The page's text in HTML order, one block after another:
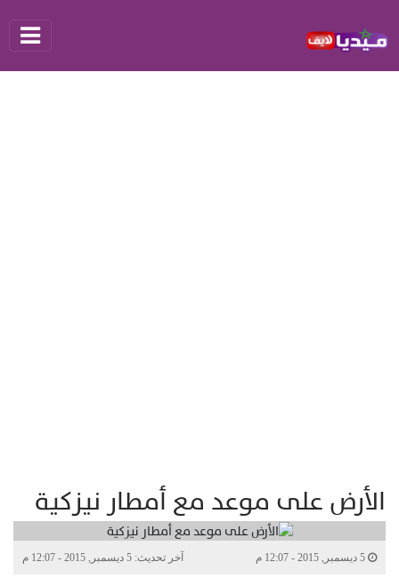
الأرض على موعد مع أمطار نيزكية
آخر تحديث: 5 ديسمبر, 2015 - 12:07 م